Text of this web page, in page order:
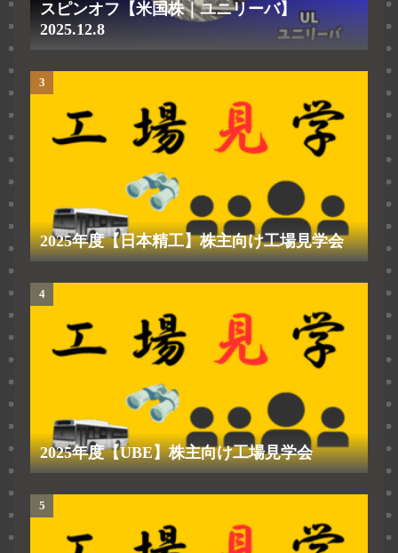
スピンオフ【米国株｜ユニリーバ】
2025.12.8
2025年度【日本精工】株主向け工場見学会
2025年度【UBE】株主向け工場見学会